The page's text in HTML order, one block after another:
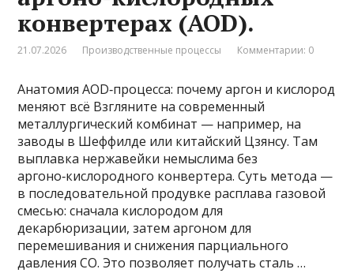
конвертерах (AOD).
21.07.2026 Производственные процессы Комментарии: 0
Анатомия AOD‑процесса: почему аргон и кислород
меняют всё Взгляните на современный
металлургический комбинат — например, на
заводы в Шеффилде или китайский Цзянсу. Там
выплавка нержавейки немыслима без
аргоно‑кислородного конвертера. Суть метода —
в последовательной продувке расплава газовой
смесью: сначала кислородом для
декарбюризации, затем аргоном для
перемешивания и снижения парциального
давления CO. Это позволяет получать сталь …